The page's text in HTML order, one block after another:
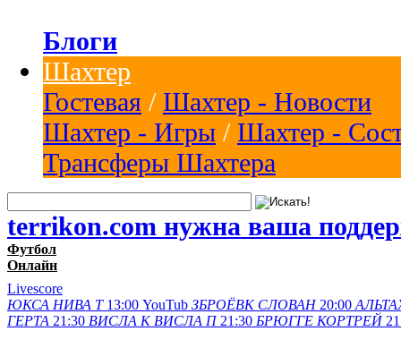
Блоги
Шахтер
Гостевая / Шахтер - Новости
Шахтер - Игры / Шахтер -
Трансферы Шахтера
terrikon.com нужна ваша
Футбол
Онлайн
Livescore
ЮКСА НИВА Т 13:00 YouTub ЗБРОЁВК СЛОВАН 20:00
ГЕРТА 21:30 ВИСЛА K ВИСЛА П 21:30 БРЮГГЕ КОРТРЕЙ